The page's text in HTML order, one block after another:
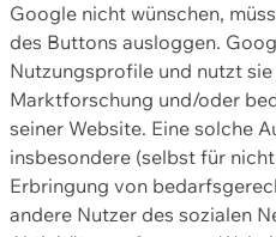
Google nicht wünschen,
des Buttons ausloggen.
Nutzungsprofile und nutzt
Marktforschung und/oder
seiner Website. Eine solche
insbesondere (selbst für
Erbringung von
andere Nutzer des sozialen